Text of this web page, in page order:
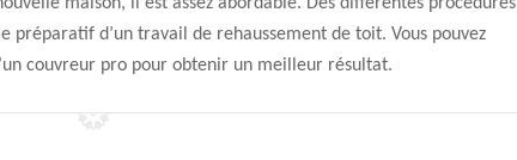
préparatif d’un travail de rehaussement de toit. Vous pouvez
couvreur pro pour obtenir un meilleur résultat.